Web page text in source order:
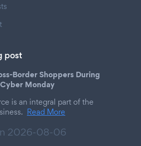
post
Border Shoppers During
Monday
is an integral part of the
Read More
2026-08-06